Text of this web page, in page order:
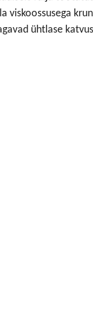
ühtlase